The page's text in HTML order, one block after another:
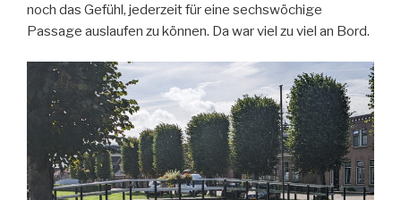
noch das Gefühl, jederzeit für eine sechswöchige
Passage auslaufen zu können. Da war viel zu viel an Bord.